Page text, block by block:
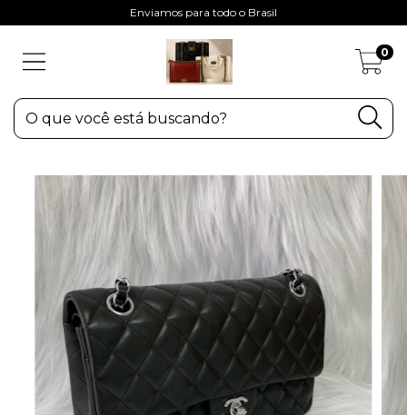
Enviamos para todo o Brasil
0